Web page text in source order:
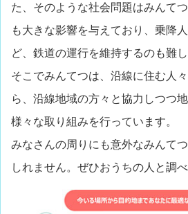
た、そのような社会問題はみんて
も大きな影響を与えており、乗降
ど、鉄道の運行を維持するのも難
そこでみんてつは、沿線に住む人
ら、沿線地域の方々と協力しつつ
様々な取り組みを行っています。
みなさんの周りにも意外なみんて
しれません。ぜひおうちの人と調